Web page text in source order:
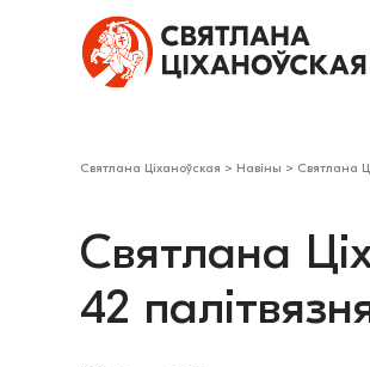
Святлана Ціханоўская > Навіны > Святлана
Святлана
42